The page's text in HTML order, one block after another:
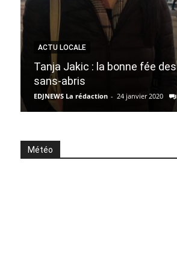
ACTU LOCALE
Tanja Jakic : la bonne fée des
sans-abris
EDJNEWS La rédaction - 24 janvier 2020
Météo